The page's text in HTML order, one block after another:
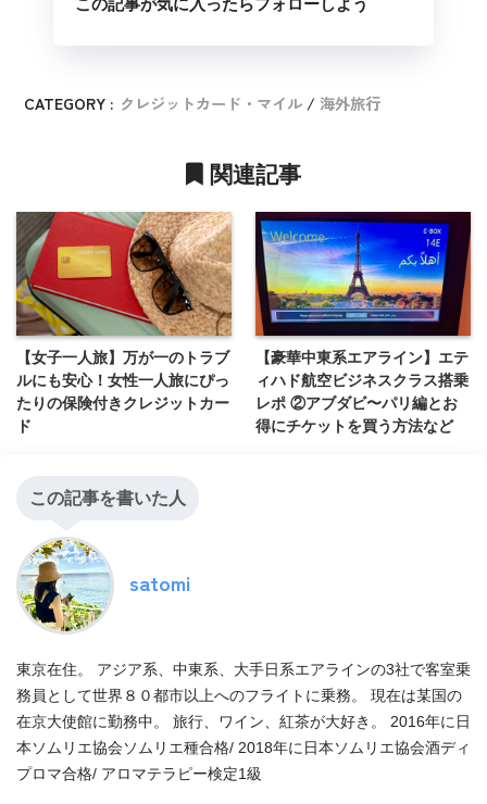
CATEGORY : クレジットカード・マイル 海外旅行
関連記事
【女子一人旅】万が一のトラブ
ルにも安心！女性一人旅にぴっ
たりの保険付きクレジットカー
ド
【豪華中東系エアライン】エテ
ィハド航空ビジネスクラス搭乗
レポ ②アブダビ〜パリ編とお
得にチケットを買う方法など
この記事を書いた人
satomi
東京在住。 アジア系、中東系、大手日系エアラインの3社で客室乗
務員として世界８０都市以上へのフライトに乗務。 現在は某国の
在京大使館に勤務中。 旅行、ワイン、紅茶が大好き。 2016年に日
本ソムリエ協会ソムリエ種合格/ 2018年に日本ソムリエ協会酒ディ
プロマ合格/ アロマテラピー検定1級